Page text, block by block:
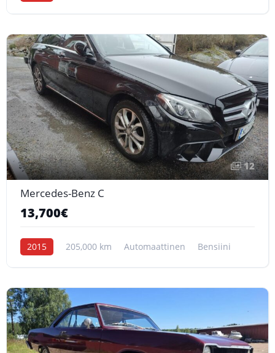
12
Mercedes-Benz C
13,700€
2015 205,000 km Automaattinen Bensiini